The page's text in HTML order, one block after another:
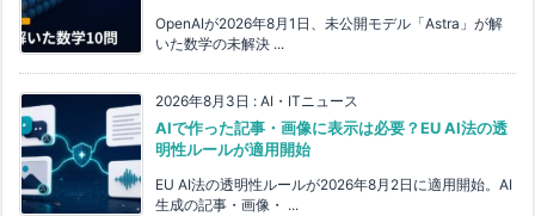
OpenAIが2026年8月1日、未公開モデル「Astra」が解
いた数学の未解決 ...
2026年8月3日 : AI・ITニュース
AIで作った記事・画像に表示は必要？EU AI法の透
明性ルールが適用開始
EU AI法の透明性ルールが2026年8月2日に適用開始。AI
生成の記事・画像・ ...